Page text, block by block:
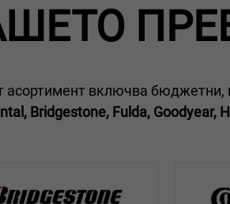
включва бюджетни,
Bridgestone, Fulda, Goodyear,